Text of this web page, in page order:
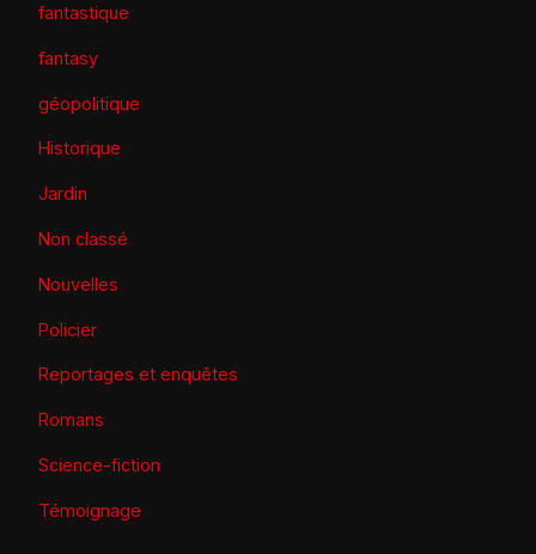
fantastique
fantasy
géopolitique
Historique
Jardin
Non classé
Nouvelles
Policier
Reportages et enquêtes
Romans
Science-fiction
Témoignage